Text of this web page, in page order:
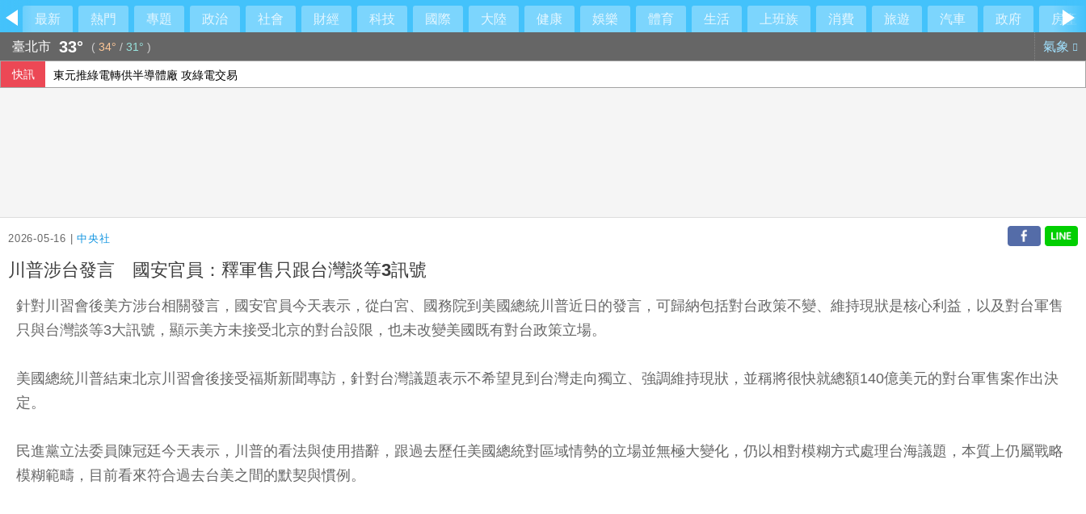
最新 熱門 專題 政治 社會 財經 科技 國際 大陸 健康 娛樂 體育 生活 上班族 消費 旅遊 汽車 政府
房產
臺北市 33° ( 34° / 31° ) 氣象
快訊 東元推綠電轉供半導體廠 攻綠電交易
2026-05-16 |中央社
川普涉台發言 國安官員：釋軍售只跟台灣談等3訊號
針對川習會後美方涉台相關發言，國安官員今天表示，從白宮、國務院到美國總統川普近日的發言，可歸納包括對台政策不變、維持現狀是核心利益，以及對台軍售
只與台灣談等3大訊號，顯示美方未接受北京的對台設限，也未改變美國既有對台政策立場。
美國總統川普結束北京川習會後接受福斯新聞專訪，針對台灣議題表示不希望見到台灣走向獨立、強調維持現狀，並稱將很快就總額140億美元的對台軍售案作出決
定。
民進黨立法委員陳冠廷今天表示，川普的看法與使用措辭，跟過去歷任美國總統對區域情勢的立場並無極大變化，仍以相對模糊方式處理台海議題，本質上仍屬戰略
模糊範疇，目前看來符合過去台美之間的默契與慣例。